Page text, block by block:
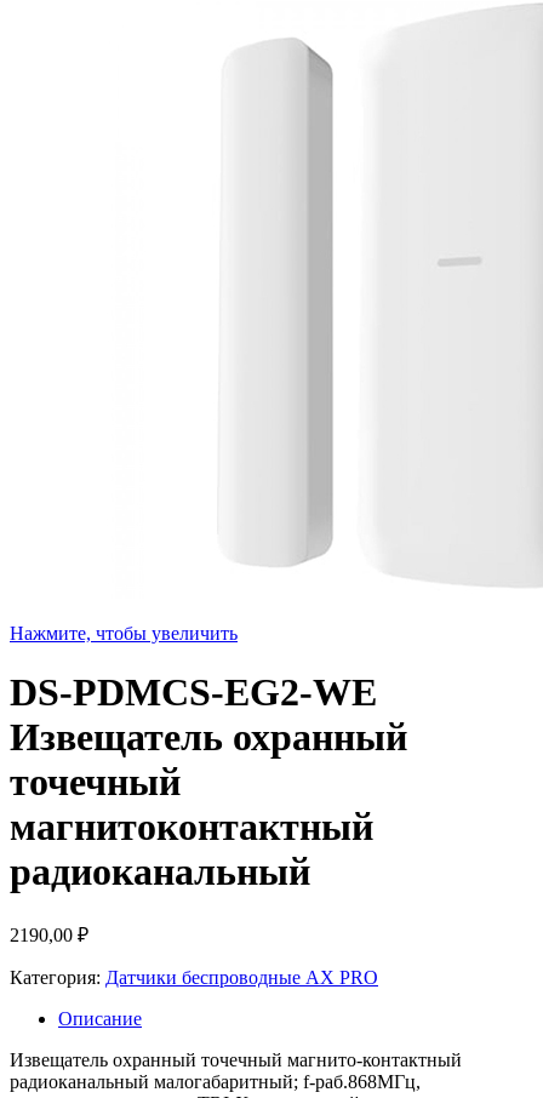
Нажмите, чтобы увеличить
DS-PDMCS-EG2-WE
Извещатель охранный
точечный
магнитоконтактный
радиоканальный
2190,00 ₽
Категория: Датчики беспроводные AX PRO
Описание
Извещатель охранный точечный магнито-контактный
радиоканальный малогабаритный; f-раб.868МГц,